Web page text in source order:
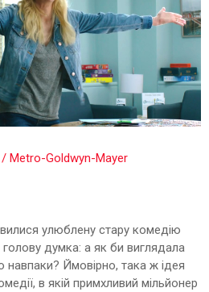
Metro-Goldwyn-Mayer
улюблену стару комедію
думка: а як би виглядала
навпаки? Ймовірно, така ж ідея
в якій примхливий мільйонер